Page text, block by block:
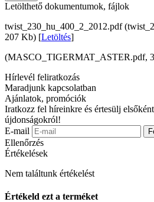
Letölthető dokumentumok, fájlok
twist_230_hu_400_2_2012.pdf
207 Kb) [Letöltés]
(MASCO_TIGERMAT_ASTER.pdf,
Hírlevél feliratkozás
Maradjunk kapcsolatban
Ajánlatok, promóciók
Iratkozz fel híreinkre és értesülj
újdonságokról!
E-mail
Ellenőrzés
Értékelések
Nem találtunk értékelést
Értékeld ezt a terméket